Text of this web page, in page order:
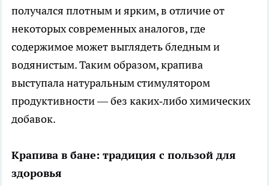
получался плотным и ярким, в отличие от
некоторых современных аналогов, где
содержимое может выглядеть бледным и
водянистым. Таким образом, крапива
выступала натуральным стимулятором
продуктивности — без каких‑либо химических
добавок.
Крапива в бане: традиция с пользой для
здоровья